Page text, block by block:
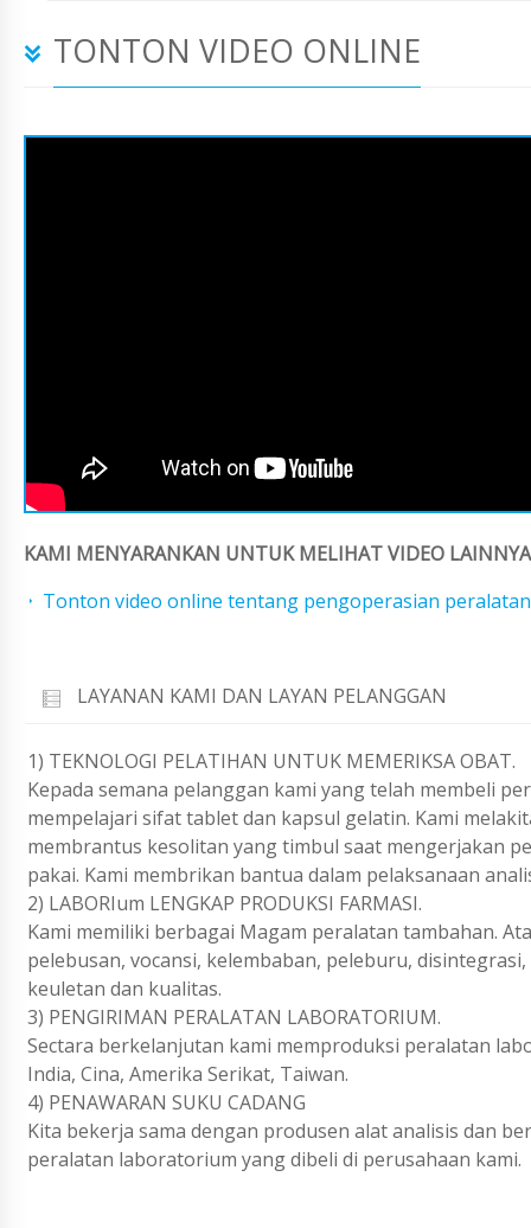
TONTON VIDEO ONLINE
KAMI MENYARANKAN UNTUK MELIHAT VIDEO
Tonton video online tentang pengoperasian
LAYANAN KAMI DAN LAYAN PELANGGAN
1) TEKNOLOGI PELATIHAN UNTUK MEMERIKSA OBAT.
Kepada semana pelanggan kami yang telah membeli
mempelajari sifat tablet dan kapsul gelatin. Kami
membrantus kesolitan yang timbul saat mengerjakan
pakai. Kami membrikan bantua dalam pelaksanaan
2) LABORIum LENGKAP PRODUKSI FARMASI.
Kami memiliki berbagai Magam peralatan tambahan.
pelebusan, vocansi, kelembaban, peleburu,
keuletan dan kualitas.
3) PENGIRIMAN PERALATAN LABORATORIUM.
Sectara berkelanjutan kami memproduksi peralatan
India, Cina, Amerika Serikat, Taiwan.
4) PENAWARAN SUKU CADANG
Kita bekerja sama dengan produsen alat analisis dan
peralatan laboratorium yang dibeli di perusahaan kami.